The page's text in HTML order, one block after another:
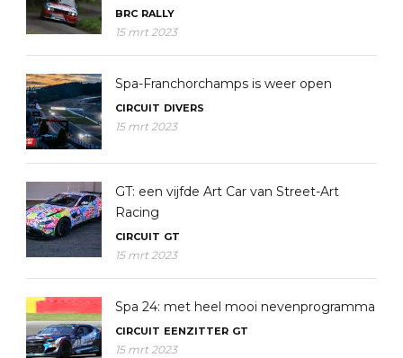
BRC RALLY
15 mrt 2023
Spa-Franchorchamps is weer open
CIRCUIT DIVERS
15 mrt 2023
GT: een vijfde Art Car van Street-Art
Racing
CIRCUIT GT
15 mrt 2023
Spa 24: met heel mooi nevenprogramma
CIRCUIT EENZITTER GT
15 mrt 2023